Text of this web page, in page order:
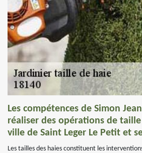
Les compétences de Simon
réaliser des opérations de
ville de Saint Leger Le Petit et
Les tailles des haies constituent les